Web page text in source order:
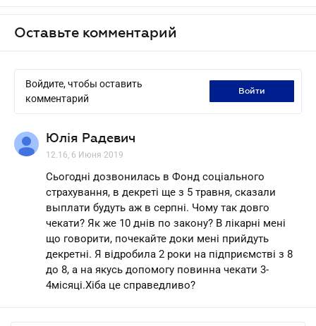
Оставьте комментарий
Войдите, чтобы оставить
комментарий
войти
Юлія Радевич
12.16, 6 Июня 2019
Сьогодні дозвонилась в Фонд соціального
страхування, в декреті ще з 5 травня, сказали
выплати будуть аж в серпні. Чому так довго
чекати? Як же 10 днів по закону? В лікарні мені
що говорити, почекайте доки мені прийдуть
декретні. Я відробила 2 роки на підприємстві з 8
до 8, а на якусь допомогу повинна чекати 3-
4місяці.Хіба це справедливо?